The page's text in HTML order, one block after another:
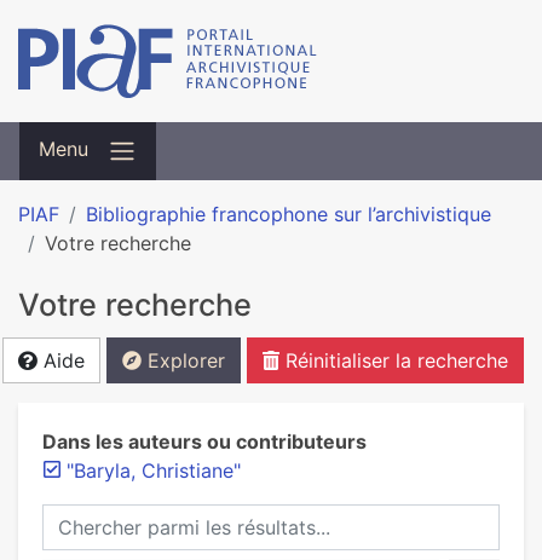
Menu
PIAF
Bibliographie francophone sur l’archivistique
Votre recherche
Votre recherche
Aide Explorer Réinitialiser la recherche
Dans les auteurs ou contributeurs
"Baryla, Christiane"
Chercher parmi les résultats...